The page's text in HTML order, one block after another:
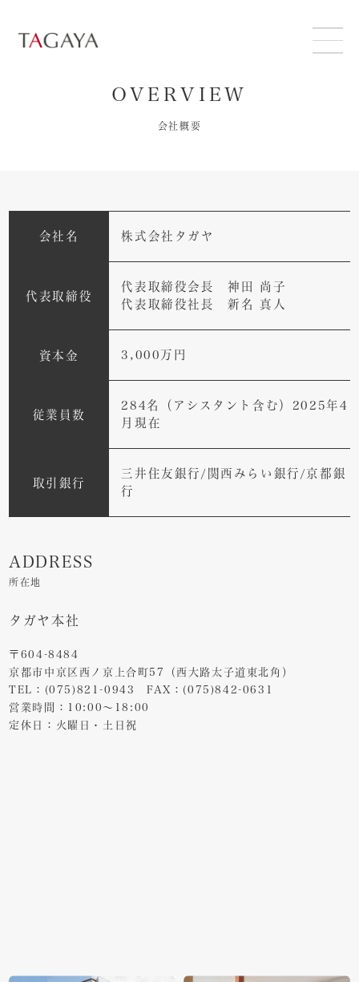
NEWS
OVERVIEW
会社概要
会社名 株式会社タガヤ
代表取締役
代表取締役会長 神田 尚子
代表取締役社長 新名 真人
資本金 3,000万円
従業員数
284名（アシスタント含む）2025年4
月現在
取引銀行
三井住友銀行/関西みらい銀行/京都銀
行
ADDRESS
所在地
タガヤ本社
〒604-8484
京都市中京区西ノ京上合町57（西大路太子道東北角）
TEL：(075)821-0943 FAX：(075)842-0631
営業時間：10:00〜18:00
定休日：火曜日・土日祝